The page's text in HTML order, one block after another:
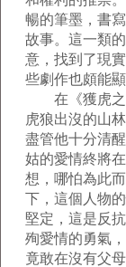
暢的筆墨，書
故事。這一類
意，找到了現
些劇作也頗能
在《獲虎之
虎狼出沒的山
盡管他十分清
姑的愛情終將
想，哪怕為此
下，這個人物
堅定，這是反
殉愛情的勇氣
竟敢在沒有父